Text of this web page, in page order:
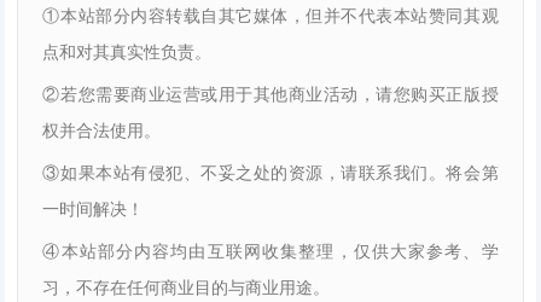
①本站部分内容转载自其它媒体，但并不代表本站赞同其观
点和对其真实性负责。
②若您需要商业运营或用于其他商业活动，请您购买正版授
权并合法使用。
③如果本站有侵犯、不妥之处的资源，请联系我们。将会第
一时间解决！
④本站部分内容均由互联网收集整理，仅供大家参考、学
习，不存在任何商业目的与商业用途。